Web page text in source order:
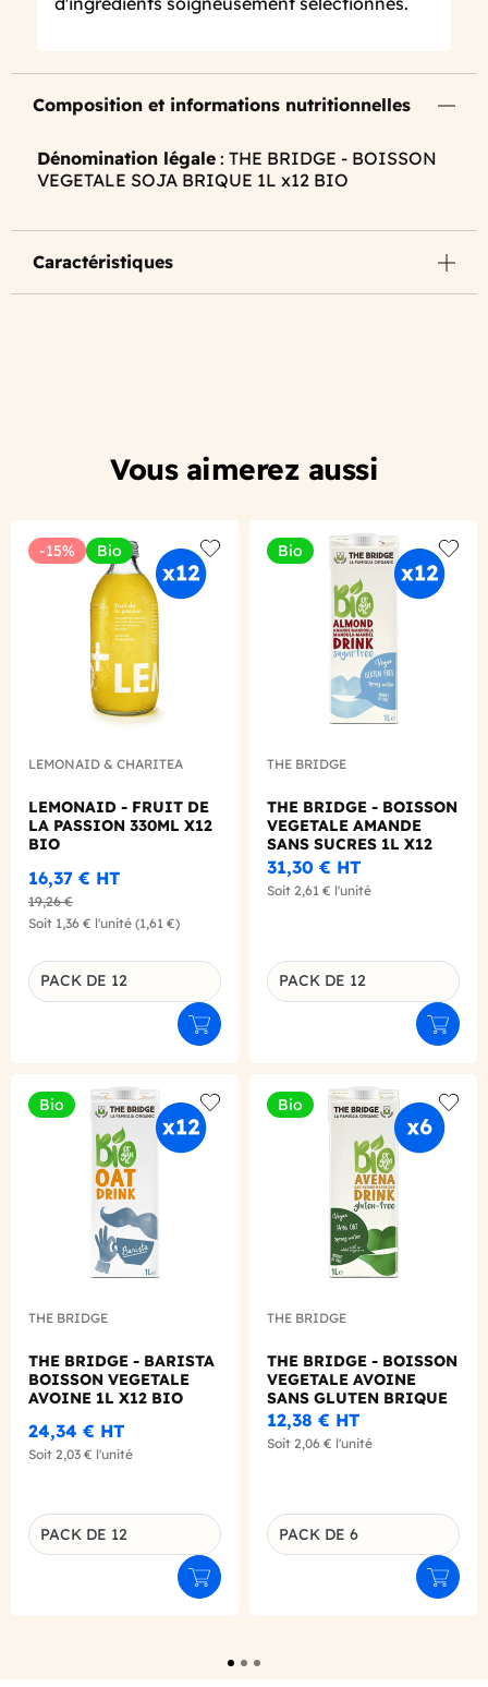
Composition et informations nutritionnelles
Dénomination légale : THE BRIDGE - BOISSON
VEGETALE SOJA BRIQUE 1L x12 BIO
Caractéristiques
Vous aimerez aussi
-15% Bio
Add to wishlist
LEMONAID & CHARITEA
LEMONAID - FRUIT DE
LA PASSION 330ML X12
BIO
16,37 € HT
19,26 €
Soit 1,36 € l'unité (1,61 €)
Déclinaison du produit
PACK DE 12
Ajouter au panier
Bio
Add
THE BRIDGE
THE BRIDGE - BOISSON
VEGETALE AMANDE
SANS SUCRES 1L X12
BIO
31,30 € HT
Soit 2,61 € l'unité
Déclinaison du produit
PACK DE 12
Bio
Add to wishlist
THE BRIDGE
THE BRIDGE - BARISTA
BOISSON VEGETALE
AVOINE 1L X12 BIO
24,34 € HT
Soit 2,03 € l'unité
Déclinaison du produit
PACK DE 12
Ajouter au panier
Bio
Add
THE BRIDGE
THE BRIDGE - BOISSON
VEGETALE AVOINE
SANS GLUTEN BRIQUE
1L X6 BIO
12,38 € HT
Soit 2,06 € l'unité
Déclinaison du produit
PACK DE 6